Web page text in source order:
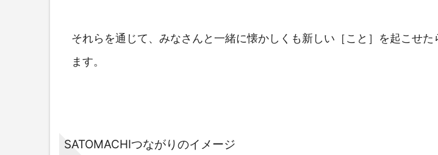
それらを通じて、みなさんと一緒に懐かしくも新しい［こと］を起こせた
ます。
SATOMACHIつながりのイメージ